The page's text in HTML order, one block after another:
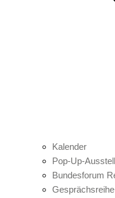
Kalender
Pop-Up-
Bundesforum